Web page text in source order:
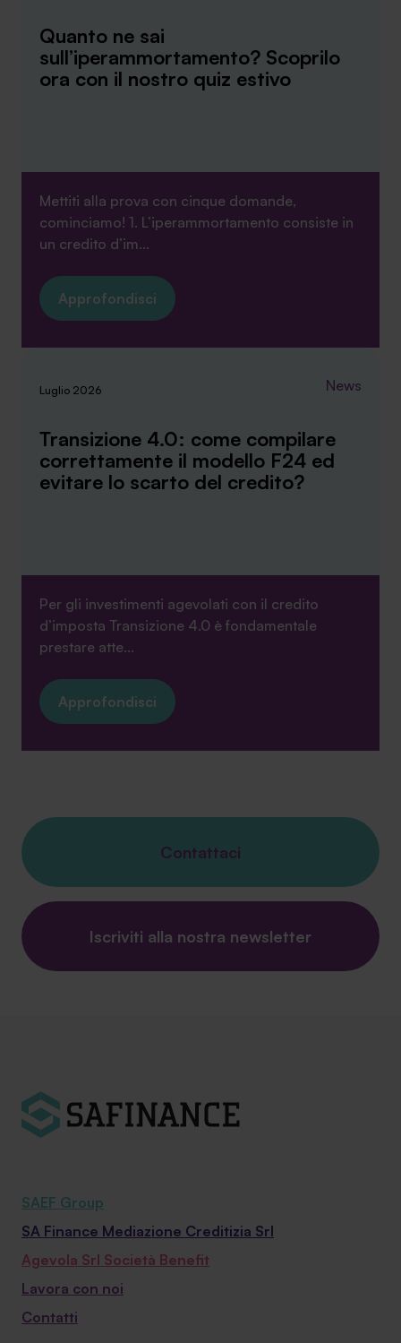
Quanto ne sai
sull’iperammortamento? Scoprilo
ora con il nostro quiz estivo
Mettiti alla prova con cinque domande,
cominciamo! 1. L’iperammortamento consiste in
un credito d’im...
Approfondisci
Luglio 2026 News
Transizione 4.0: come compilare
correttamente il modello F24 ed
evitare lo scarto del credito?
Per gli investimenti agevolati con il credito
d’imposta Transizione 4.0 è fondamentale
prestare atte...
Approfondisci
Contattaci
Iscriviti alla nostra newsletter
SAEF Group
SA Finance Mediazione Creditizia Srl
Agevola Srl Società Benefit
Lavora con noi
Contatti